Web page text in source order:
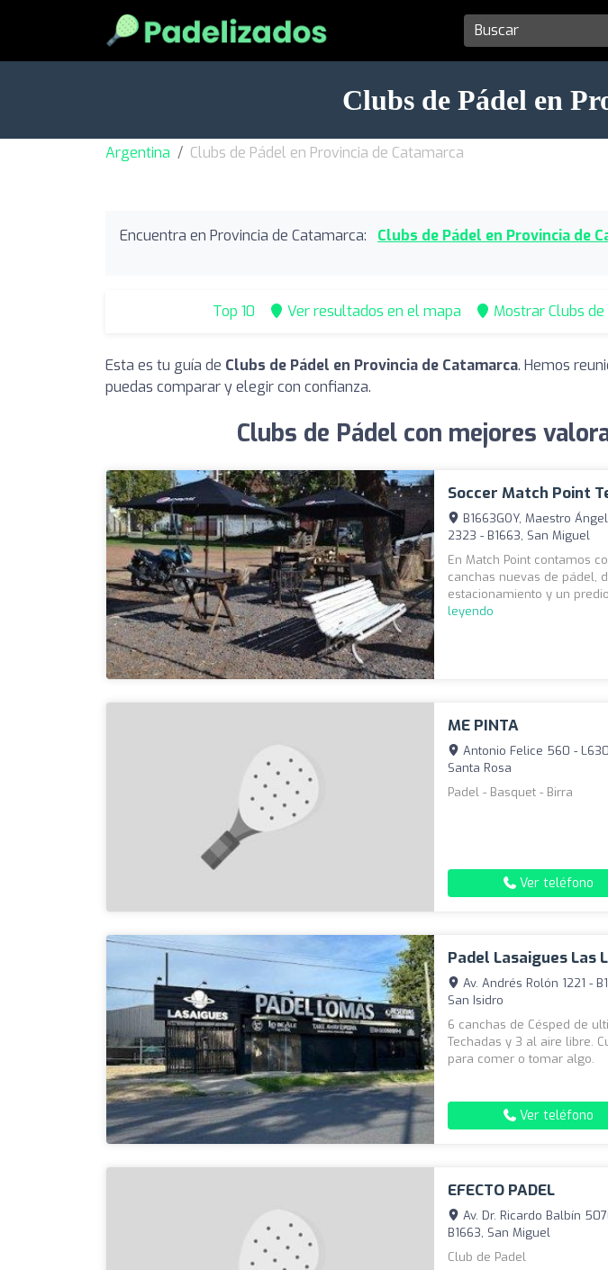
Clubs de Pádel en
Argentina Clubs de Pádel en Provincia de Catamarca
Encuentra en Provincia de Catamarca: Clubs de Pádel en Provincia de
Top 10 Ver resultados en el mapa Mostrar Clubs
Esta es tu guía de Clubs de Pádel en Provincia de Catamarca. Hemos
puedas comparar y elegir con confianza.
Clubs de Pádel con mejores
Soccer Match Point
B1663GOY, Maestro
2323 - B1663, San Miguel
En Match Point contamos
canchas nuevas de pádel,
estacionamiento y un
leyendo
ME PINTA
Antonio Felice 560 -
Santa Rosa
Padel - Basquet - Birra
Ver teléfono
Padel Lasaigues Las
Av. Andrés Rolón 1221 -
San Isidro
6 canchas de Césped de
Techadas y 3 al aire libre.
para comer o tomar algo.
Ver teléfono
EFECTO PADEL
Av. Dr. Ricardo Balbín
B1663, San Miguel
Club de Padel